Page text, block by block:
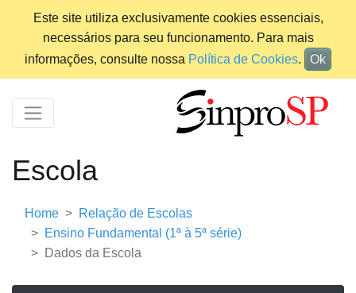
Este site utiliza exclusivamente cookies essenciais,
necessários para seu funcionamento. Para mais
informações, consulte nossa Política de Cookies. Ok
Escola
Home
Relação de Escolas
Ensino Fundamental (1ª à 5ª série)
Dados da Escola